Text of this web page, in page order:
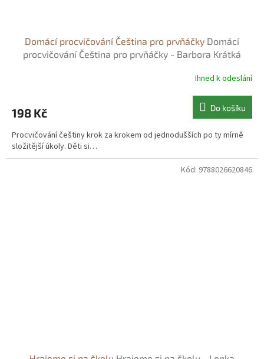
Domácí procvičování Čeština pro prvňáčky Domácí
procvičování Čeština pro prvňáčky - Barbora Krátká
Ihned k odeslání
198 Kč Do košíku
Procvičování češtiny krok za krokem od jednodušších po ty mírně
složitější úkoly. Děti si…
Kód: 9788026620846